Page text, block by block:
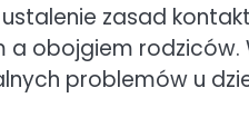
zasad
a obojgiem
problemów u